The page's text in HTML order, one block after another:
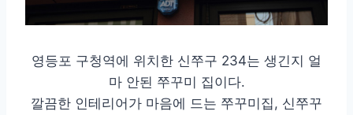
영등포 구청역에 위치한 신쭈구 234는 생긴지 얼
마 안된 쭈꾸미 집이다.
깔끔한 인테리어가 마음에 드는 쭈꾸미집, 신쭈꾸